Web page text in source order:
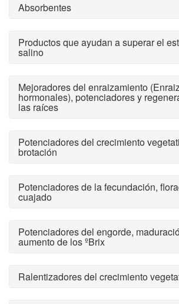
Absorbentes
Productos que ayudan a superar el
salino
Mejoradores del enraizamiento
hormonales), potenciadores y
las raíces
Potenciadores del crecimiento
brotación
Potenciadores de la fecundación,
cuajado
Potenciadores del engorde,
aumento de los ºBrix
Ralentizadores del crecimiento